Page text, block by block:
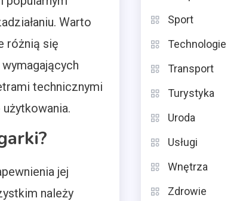
Warto
różnią się
technicznymi
jej
należy
Sport
Technologie
Transport
Turystyka
Uroda
Usługi
Wnętrza
Zdrowie